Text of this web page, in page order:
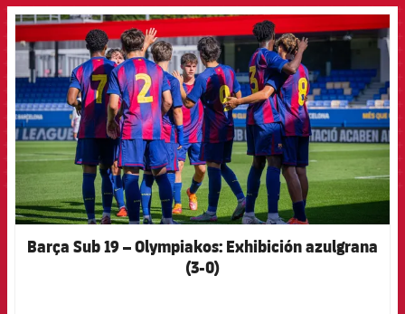
FCB Barcelona badge
Barça Sub 19 – Olympiakos: Exhibición azulgrana
(3-0)